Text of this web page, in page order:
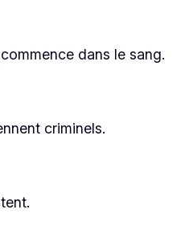
dans le sang.
criminels.